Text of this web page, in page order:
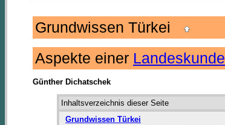
Grundwissen Türkei
Aspekte einer Landeskunde
Günther Dichatschek
Inhaltsverzeichnis dieser Seite
Grundwissen Türkei